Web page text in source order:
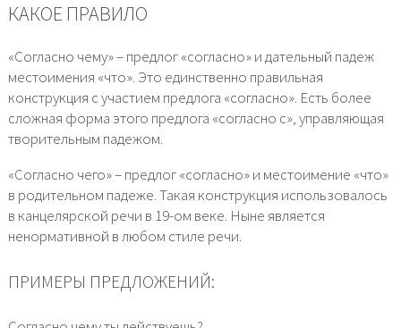
КАКОЕ ПРАВИЛО
«Согласно чему» – предлог «согласно» и дательный падеж
местоимения «что». Это единственно правильная
конструкция с участием предлога «согласно». Есть более
сложная форма этого предлога «согласно с», управляющая
творительным падежом.
«Согласно чего» – предлог «согласно» и местоимение «что»
в родительном падеже. Такая конструкция использовалось
в канцелярской речи в 19-ом веке. Ныне является
ненормативной в любом стиле речи.
ПРИМЕРЫ ПРЕДЛОЖЕНИЙ: